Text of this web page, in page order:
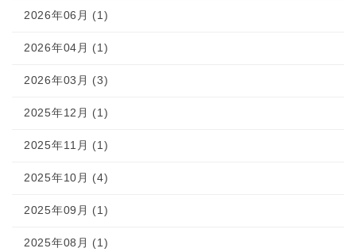
2026年06月 (1)
2026年04月 (1)
2026年03月 (3)
2025年12月 (1)
2025年11月 (1)
2025年10月 (4)
2025年09月 (1)
2025年08月 (1)